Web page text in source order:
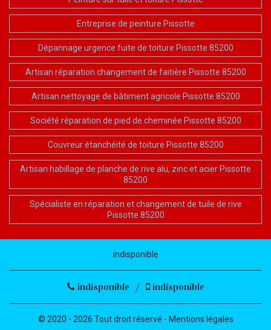
Entreprise de peinture Pissotte
Dépannage urgence fuite de toiture Pissotte 85200
Artisan réparation changement de faitière Pissotte 85200
Artisan nettoyage de bâtiment agricole Pissotte 85200
Société réparation de pied de cheminée Pissotte 85200
Couvreur étanchéité de toiture Pissotte 85200
Artisan habillage de planche de rive alu, zinc et acier Pissotte
85200
Spécialiste en réparation et changement de tuile de rive
Pissotte 85200
indisponible
indisponible / indisponible
© 2020 - 2026 Tout droit réservé - Mentions légales